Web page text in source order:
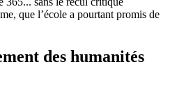
que l’école a pourtant promis de
des humanités